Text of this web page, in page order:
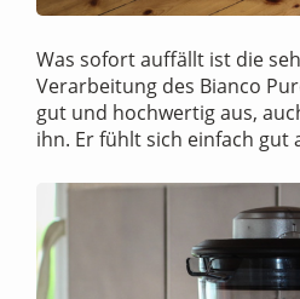
Was sofort auffällt ist die
Verarbeitung des Bianco
gut und hochwertig aus,
ihn. Er fühlt sich einfach gut